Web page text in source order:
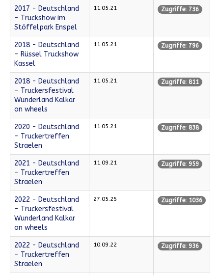
2017 - Deutschland
- Truckshow im
Stöffelpark Enspel
11.05.21 Zugriffe: 736
2018 - Deutschland
- Rüssel Truckshow
Kassel
11.05.21 Zugriffe: 796
2018 - Deutschland
- Truckersfestival
Wunderland Kalkar
on wheels
11.05.21 Zugriffe: 811
2020 - Deutschland
- Truckertreffen
Straelen
11.05.21 Zugriffe: 838
2021 - Deutschland
- Truckertreffen
Straelen
11.09.21 Zugriffe: 959
2022 - Deutschland
- Truckersfestival
Wunderland Kalkar
on wheels
27.05.25 Zugriffe: 1036
2022 - Deutschland
- Truckertreffen
Straelen
10.09.22 Zugriffe: 936